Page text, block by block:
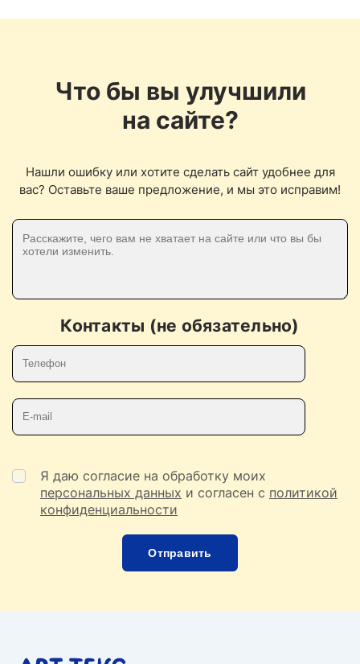
Что бы вы улучшили
на сайте?
Нашли ошибку или хотите сделать сайт удобнее для
вас? Оставьте ваше предложение, и мы это исправим!
Контакты (не обязательно)
Я даю согласие на обработку моих
персональных данных и согласен с политикой
конфиденциальности